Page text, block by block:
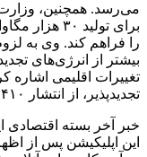
می‌رسد. همچنین،
برای تولید
را فراهم کند. وی به
بیشتر از انرژی‌های
تغییرات اقلیمی اشاره
تجدیدپذیر، از انتشار ۸۴۱۰ تن گاز گلخانه‌ای جلوگیری شده است.
خبر آخر بسته اقتصادی
این اپلیکیشن پس از